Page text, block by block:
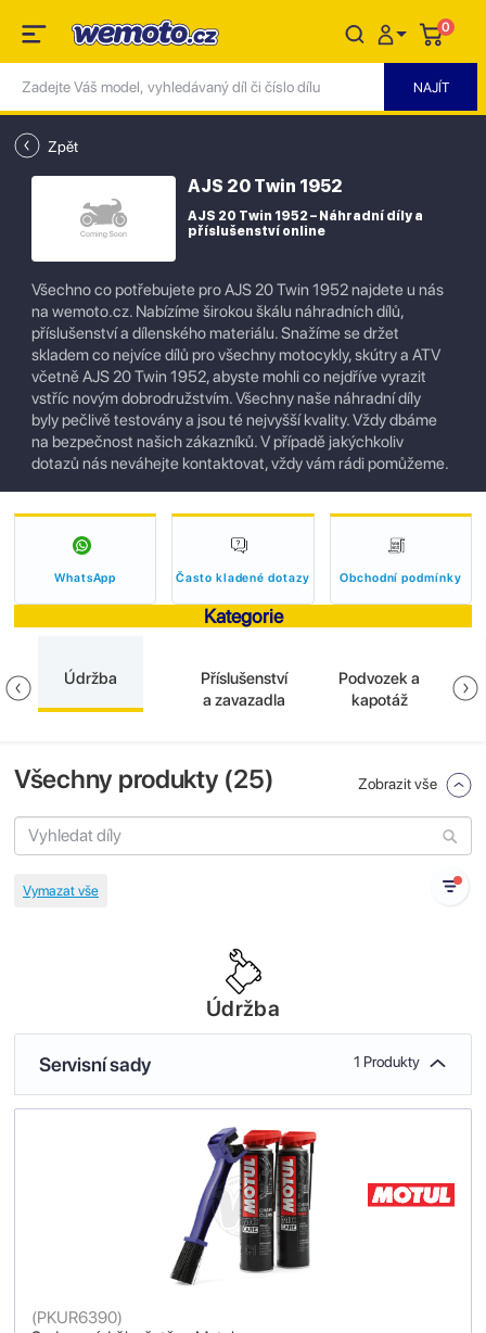
0
Zpět
AJS 20 Twin 1952
AJS 20 Twin 1952 – Náhradní díly a
příslušenství online
Všechno co potřebujete pro AJS 20 Twin 1952 najdete u nás
na wemoto.cz. Nabízíme širokou škálu náhradních dílů,
příslušenství a dílenského materiálu. Snažíme se držet
skladem co nejvíce dílů pro všechny motocykly, skútry a ATV
včetně AJS 20 Twin 1952, abyste mohli co nejdříve vyrazit
vstříc novým dobrodružstvím. Všechny naše náhradní díly
byly pečlivě testovány a jsou té nejvyšší kvality. Vždy dbáme
na bezpečnost našich zákazníků. V případě jakýchkoliv
dotazů nás neváhejte kontaktovat, vždy vám rádi pomůžeme.
WhatsApp Často kladené dotazy Obchodní podmínky
Kategorie
Údržba
Příslušenství
a zavazadla
Podvozek a
kapotáž
Všechny produkty (25) Zobrazit vše
Údržba
Servisní sady 1 Produkty
(PKUR6390)